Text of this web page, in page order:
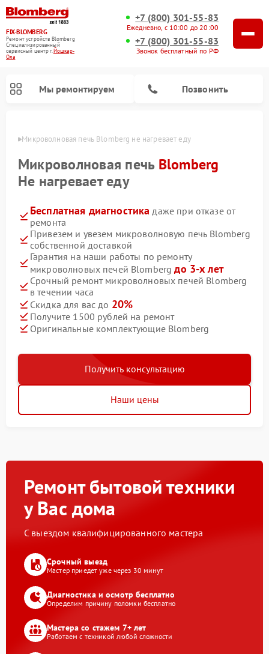
FIX-BLOMBERG
Ремонт устройств Blomberg
Специализированный
cервисный центр г.Йошкар-
Ола
+7 (800) 301-55-83
Ежедневно, с 10:00 до 20:00
+7 (800) 301-55-83
Звонок бесплатный по РФ
Мы ремонтируем Позвонить
Оле Микроволновая печь Blomberg не нагревает еду
Микроволновая печь Blomberg
Не нагревает еду
Бесплатная диагностика даже при отказе от
ремонта
Привезем и увезем микроволновую печь Blomberg
собственной доставкой
Гарантия на наши работы по ремонту
микроволновых печей Blombergдо 3-х лет
Срочный ремонт микроволновых печей Blomberg
в течении часа
Скидка для вас до 20%
Получите 1500 рублей на ремонт
Оригинальные комплектующие Blomberg
Получить консультацию
Наши цены
Ремонт бытовой техники
у Вас дома
С выездом квалифицированного мастера
Срочный выезд
Мастер приедет уже через 30 минут
Диагностика и осмотр бесплатно
Определим причину поломки бесплатно
Мастера со стажем 7+ лет
Работаем с техникой любой сложности